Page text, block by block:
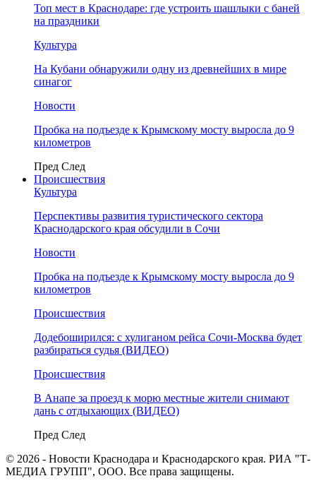
Топ мест в Краснодаре: где устроить шашлыки с баней
на праздники
Культура
На Кубани обнаружили одну из древнейших в мире
синагог
Новости
Пробка на подъезде к Крымскому мосту выросла до 9
километров
Пред След
Происшествия
Культура
Перспективы развития туристического сектора
Краснодарского края обсудили в Сочи
Новости
Пробка на подъезде к Крымскому мосту выросла до 9
километров
Происшествия
Додебоширился: с хулиганом рейса Сочи-Москва будет
разбираться судья (ВИДЕО)
Происшествия
В Анапе за проезд к морю местные жители снимают
дань с отдыхающих (ВИДЕО)
Пред След
© 2026 - Новости Краснодара и Краснодарского края. РИА "Т-
МЕДИА ГРУПП", ООО. Все права защищены.